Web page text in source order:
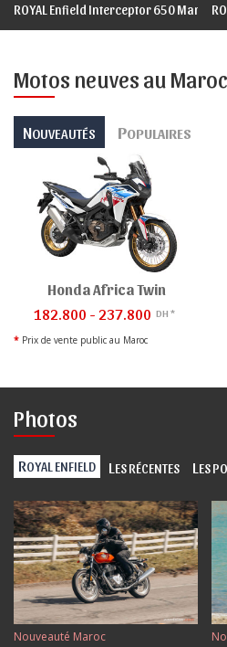
ROYAL Enfield Interceptor 650 Maroc
Motos neuves au Maroc
NOUVEAUTÉS POPULAIRES
Honda Africa Twin
182.800 - 237.800 DH *
* Prix de vente public au Maroc
Photos
ROYAL ENFIELD L ES RÉCENTES L ES
Nouveauté Maroc